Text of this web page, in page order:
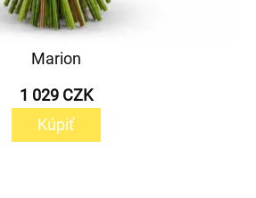
Marion
1 029 CZK
Kúpiť